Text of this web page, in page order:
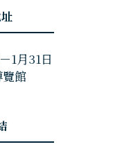
1月31日
館